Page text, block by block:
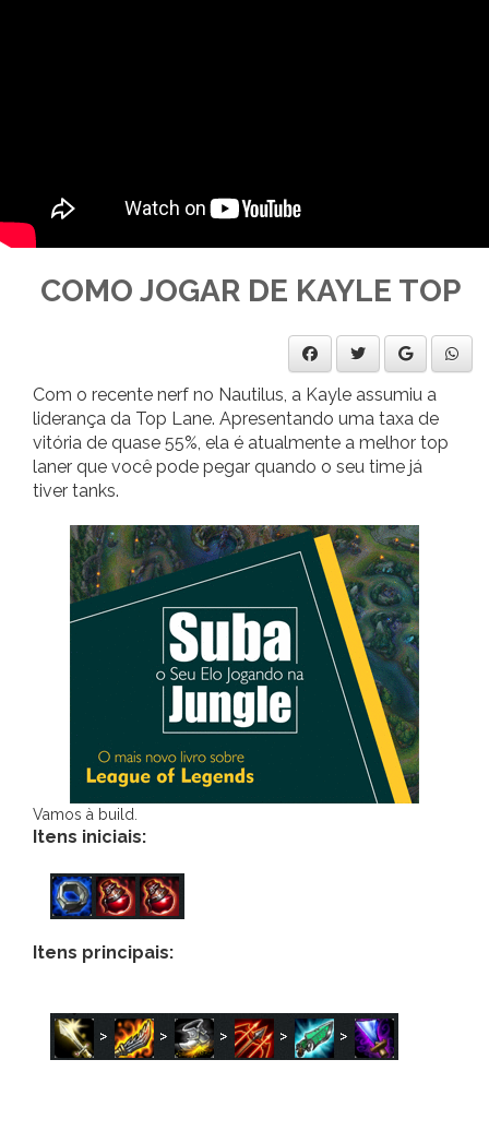
COMO JOGAR DE KAYLE TOP
Com o recente nerf no Nautilus, a Kayle assumiu a
liderança da Top Lane. Apresentando uma taxa de
vitória de quase 55%, ela é atualmente a melhor top
laner que você pode pegar quando o seu time já
tiver tanks.
Vamos à build.
Itens iniciais:
Itens principais: